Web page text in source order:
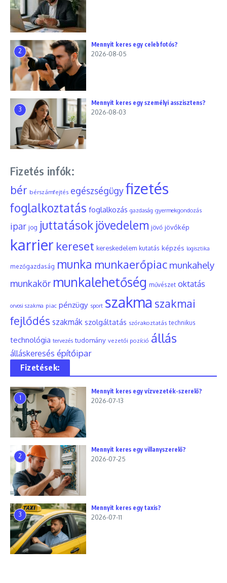
2
Mennyit keres egy celebfotós?
2026-08-05
3
Mennyit keres egy személyi asszisztens?
2026-08-03
Fizetés infók:
bér bérszámfejtés egészségügyfizetés
foglalkoztatás foglalkozás gazdaság gyermekgondozás
ipar jog juttatások jövedelem jövő jövőkép
karrier kereset kereskedelem kutatás képzés logisztika
mezőgazdaság munka munkaerőpiac munkahely
munkakör munkalehetőség művészet oktatás
orvosi szakma piac pénzügy sport szakma szakmai
fejlődés szakmák szolgáltatás szórakoztatás technikus
technológia tervezés tudomány vezetői pozíció állás
álláskeresés építőipar
Fizetések:
1
Mennyit keres egy vízvezeték-szerelő?
2026-07-13
2
Mennyit keres egy villanyszerelő?
2026-07-25
3
Mennyit keres egy taxis?
2026-07-11